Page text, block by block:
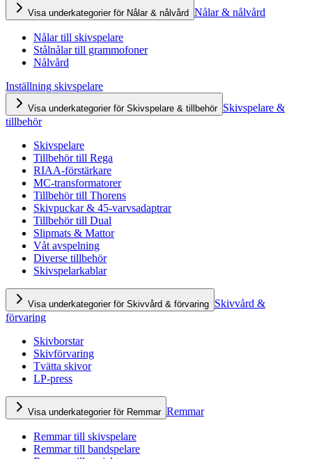
Visa underkategorier för Nålar & nålvård Nålar & nålvård
Nålar till skivspelare
Stålnålar till grammofoner
Nålvård
Inställning skivspelare
Visa underkategorier för Skivspelare & tillbehör Skivspelare &
tillbehör
Skivspelare
Tillbehör till Rega
RIAA-förstärkare
MC-transformatorer
Tillbehör till Thorens
Skivpuckar & 45-varvsadaptrar
Tillbehör till Dual
Slipmats & Mattor
Våt avspelning
Diverse tillbehör
Skivspelarkablar
Visa underkategorier för Skivvård & förvaring Skivvård &
förvaring
Skivborstar
Skivförvaring
Tvätta skivor
LP-press
Visa underkategorier för Remmar Remmar
Remmar till skivspelare
Remmar till bandspelare